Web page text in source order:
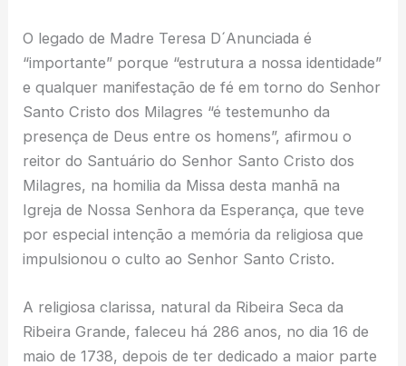
O legado de Madre Teresa D´Anunciada é
“importante” porque “estrutura a nossa identidade”
e qualquer manifestação de fé em torno do Senhor
Santo Cristo dos Milagres “é testemunho da
presença de Deus entre os homens”, afirmou o
reitor do Santuário do Senhor Santo Cristo dos
Milagres, na homilia da Missa desta manhã na
Igreja de Nossa Senhora da Esperança, que teve
por especial intenção a memória da religiosa que
impulsionou o culto ao Senhor Santo Cristo.
A religiosa clarissa, natural da Ribeira Seca da
Ribeira Grande, faleceu há 286 anos, no dia 16 de
maio de 1738, depois de ter dedicado a maior parte